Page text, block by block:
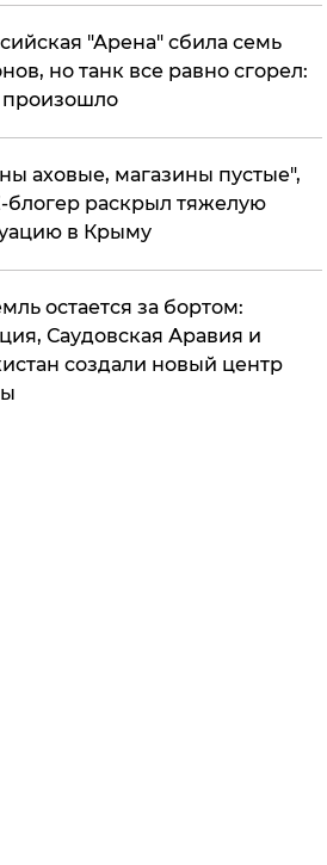
"Арена" сбила семь
но танк все равно сгорел:
произошло
аховые, магазины пустые",
раскрыл тяжелую
в Крыму
остается за бортом:
Саудовская Аравия и
создали новый центр